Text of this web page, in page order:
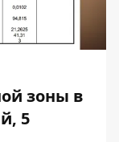
зоны в
5